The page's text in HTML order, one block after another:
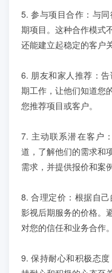
5. 参与项目合作：与
期项目。这种合作模式
还能建立起稳定的客户
6. 朋友和家人推荐：
期工作，让他们知道您
您推荐项目或客户。
7. 主动联系潜在客户
道，了解他们的需求和
需求，并提供报价和案例
8. 合理定价：根据自
影视后期服务的价格。
对您的信任和业务合作。
9. 保持耐心和积极态